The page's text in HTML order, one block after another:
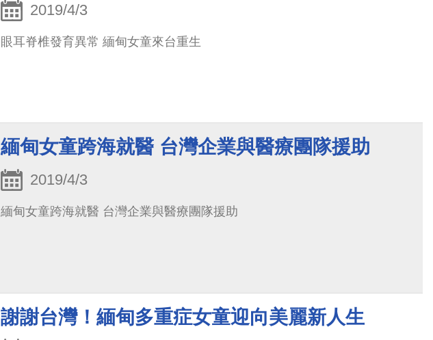
2019/4/3
眼耳脊椎發育異常 緬甸女童來台重生
緬甸女童跨海就醫 台灣企業與醫療團隊援助
2019/4/3
緬甸女童跨海就醫 台灣企業與醫療團隊援助
謝謝台灣！緬甸多重症女童迎向美麗新人生